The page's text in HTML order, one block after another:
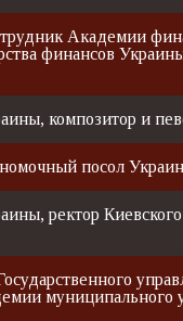
Академии
финансов
композитор и
посол
ректор
муниципального